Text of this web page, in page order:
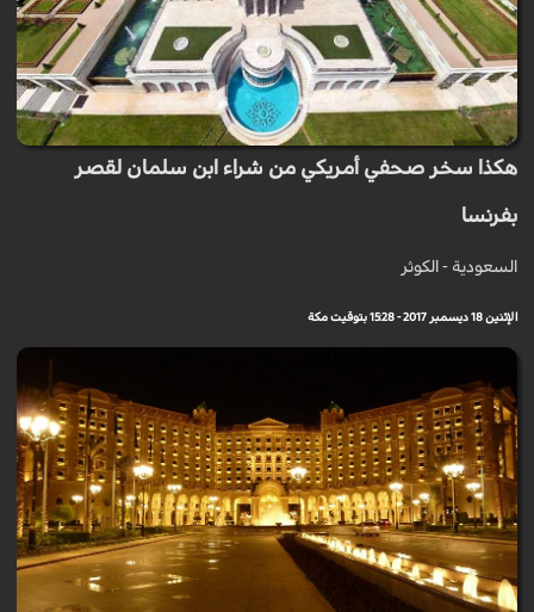
هكذا سخر صحفي أمريكي من شراء ابن سلمان لقصر
بفرنسا
السعودية - الكوثر
الإثنين 18 ديسمبر 2017 - 15:28 بتوقيت مكة